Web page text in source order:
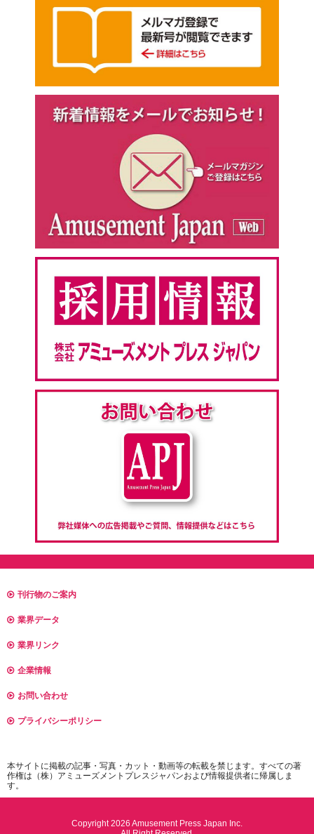
刊行物のご案内
業界データ
業界リンク
企業情報
お問い合わせ
プライバシーポリシー
本サイトに掲載の記事・写真・カット・動画等の転載を禁じます。すべての著
作権は（株）アミューズメントプレスジャパンおよび情報提供者に帰属しま
す。
Copyright 2026 Amusement Press Japan Inc.